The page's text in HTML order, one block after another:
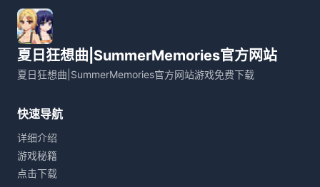
夏日狂想曲|SummerMemories官方网站
夏日狂想曲|SummerMemories官方网站游戏免费下载
快速导航
详细介绍
游戏秘籍
点击下载